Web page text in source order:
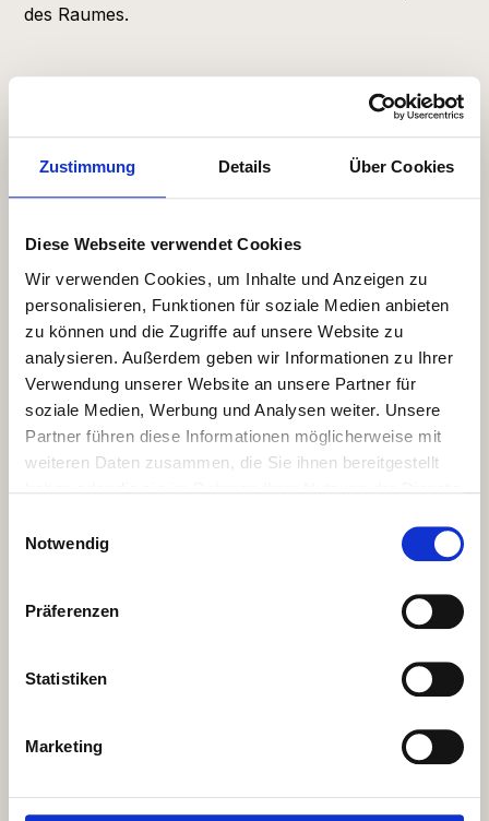
Zustimmung Details Über Cookies
Diese Webseite verwendet Cookies
Wir verwenden Cookies, um Inhalte und Anzeigen zu
personalisieren, Funktionen für soziale Medien anbieten
zu können und die Zugriffe auf unsere Website zu
analysieren. Außerdem geben wir Informationen zu Ihrer
Verwendung unserer Website an unsere Partner für
soziale Medien, Werbung und Analysen weiter. Unsere
Partner führen diese Informationen möglicherweise mit
weiteren Daten zusammen, die Sie ihnen bereitgestellt
Notwendig
Präferenzen
Statistiken
Marketing
des Raumes.
Bilder Galerie
So wird aus einem Baum dein Traumtisch